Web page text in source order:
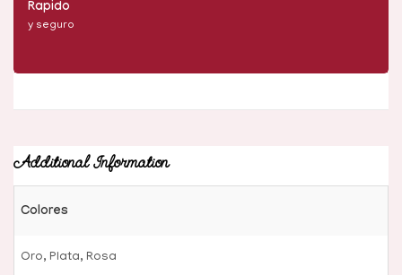
Rapido
y seguro
Additional Information
Colores
Oro, Plata, Rosa